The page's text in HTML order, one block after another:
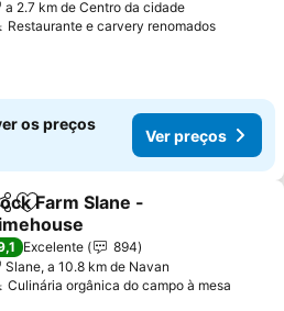
a 2.7 km de Centro da cidade
Restaurante e carvery renomadosVer
os preços
Ver preços
Adicionar aos favoritos
Farm Slane -
preços
Excelente
894
Slane, a 10.8 km de Navan
Culinária orgânica do campo à mesa